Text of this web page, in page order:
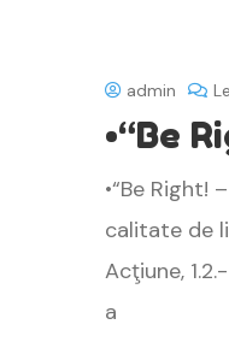
admin
•“Be
•“Be
calitate de
Acţiune,
a